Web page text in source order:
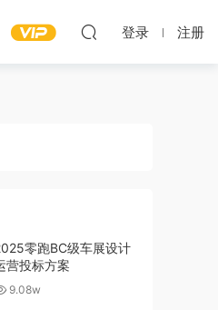
登录 注册
零跑BC级车展设计
营投标方案
9.08w